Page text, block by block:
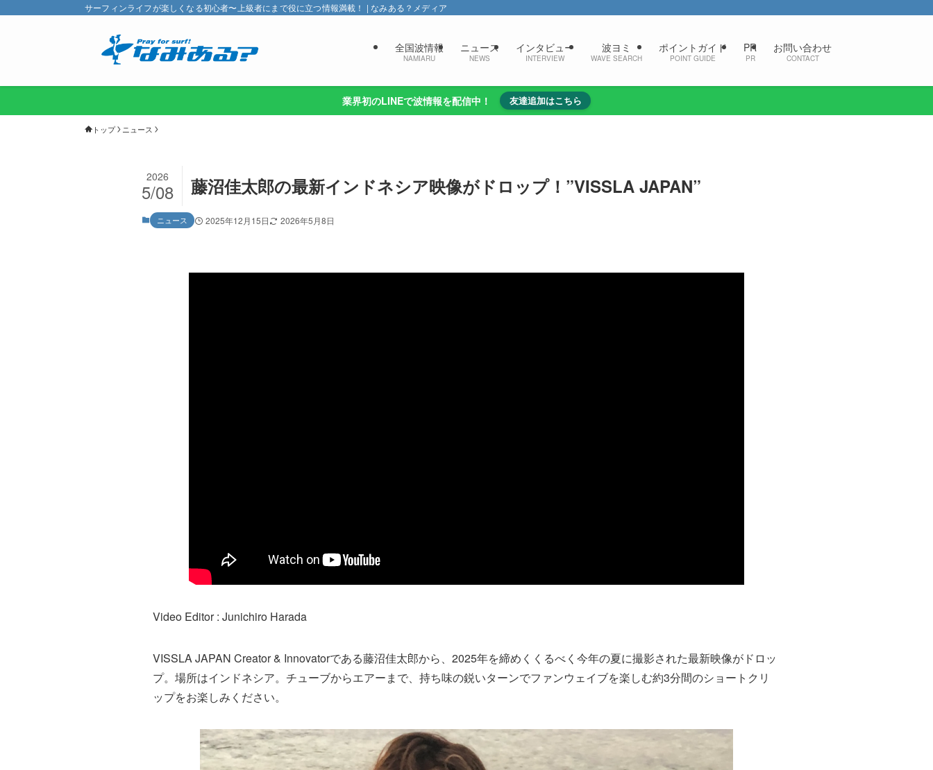
サーフィンライフが楽しくなる初心者〜上級者にまで役に立つ情報満載！ | なみある？メディア
全国波情報
NAMIARU
ニュース
NEWS
インタビュー
INTERVIEW
波ヨミ
WAVE SEARCH
ポイントガイド
POINT GUIDE
PR
PR
お問い合わせ
CONTACT
業界初のLINEで波情報を配信中！ 友達追加はこちら
トップ ニュース
藤沼佳太郎の最新インドネシア映像がドロップ！”VISSLA JAPAN”
2026
5/08
ニュース 2025年12月15日 2026年5月8日
Video Editor : Junichiro Harada
VISSLA JAPAN Creator & Innovatorである藤沼佳太郎から、2025年を締めくくるべく今年の夏に撮影された最新映像がドロッ
プ。場所はインドネシア。チューブからエアーまで、持ち味の鋭いターンでファンウェイブを楽しむ約3分間のショートクリ
ップをお楽しみください。